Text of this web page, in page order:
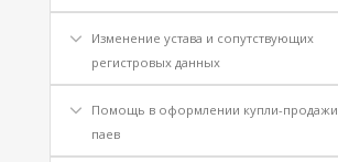
Изменение устава и сопутствующих
регистровых данных
Помощь в оформлении купли-продажи
паев